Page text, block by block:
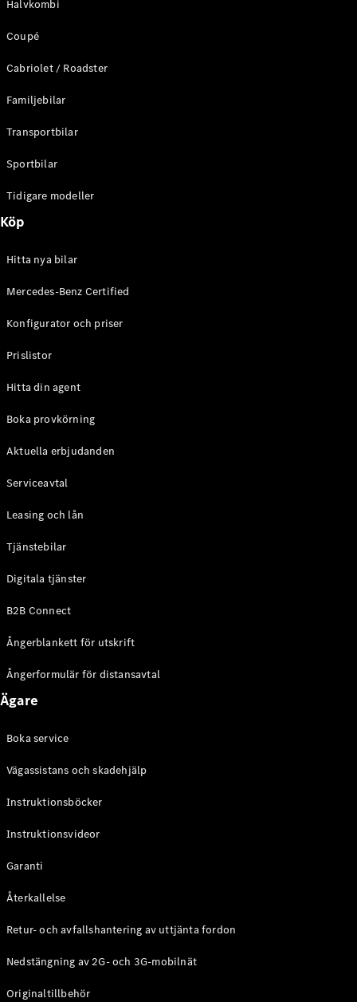
C-Klass
E-Klass
Kombi
E-Klass
Terrain
Konfigurator
Benz Online
A-Klass
Konfigurator
Mercedes-
Benz Online
Coupé
CLE Coupé
AMG GT
Mercedes-
Mercedes-
AMG GT
Coupé
Elektrisk
Konfigurator
Store
Cabriolet / Roadster
Halvkombi
Coupé
Cabriolet / Roadster
Familjebilar
Transportbilar
Sportbilar
Tidigare modeller
Köp
Hitta nya bilar
Mercedes-Benz Certified
Konfigurator och priser
Prislistor
Hitta din agent
Boka provkörning
Aktuella erbjudanden
Serviceavtal
Leasing och lån
Tjänstebilar
Digitala tjänster
B2B Connect
Ångerblankett för utskrift
Ångerformulär för distansavtal
Ägare
Boka service
Vägassistans och skadehjälp
Instruktionsböcker
Instruktionsvideor
Garanti
Återkallelse
Retur- och avfallshantering av uttjänta fordon
Nedstängning av 2G- och 3G-mobilnät
Originaltillbehör